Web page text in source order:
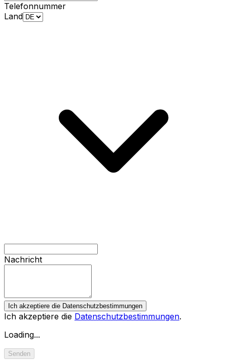
Telefonnummer
Land
Nachricht
Ich akzeptiere die Datenschutzbestimmungen
Ich akzeptiere die Datenschutzbestimmungen.
Loading...
Senden